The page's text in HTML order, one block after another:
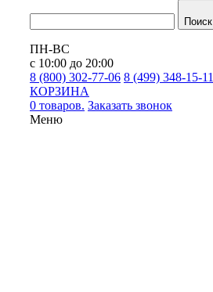
Поиск
ПН-ВС
с 10:00 до 20:00
8 (800) 302-77-06 8 (499) 348-15-11
КОРЗИНА
0 товаров. Заказать звонок
Меню